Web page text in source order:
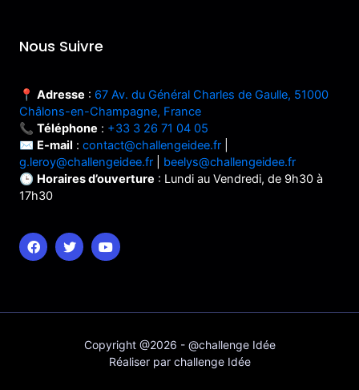
Nous Suivre
📍 Adresse : 67 Av. du Général Charles de Gaulle, 51000
Châlons-en-Champagne, France
📞 Téléphone : +33 3 26 71 04 05
✉️ E-mail : contact@challengeidee.fr
g.leroy@challengeidee.fr
beelys@challengeidee.fr
🕒 Horaires d’ouverture : Lundi au Vendredi, de 9h30 à
17h30
Copyright @2026 - @challenge Idée
Réaliser par challenge Idée